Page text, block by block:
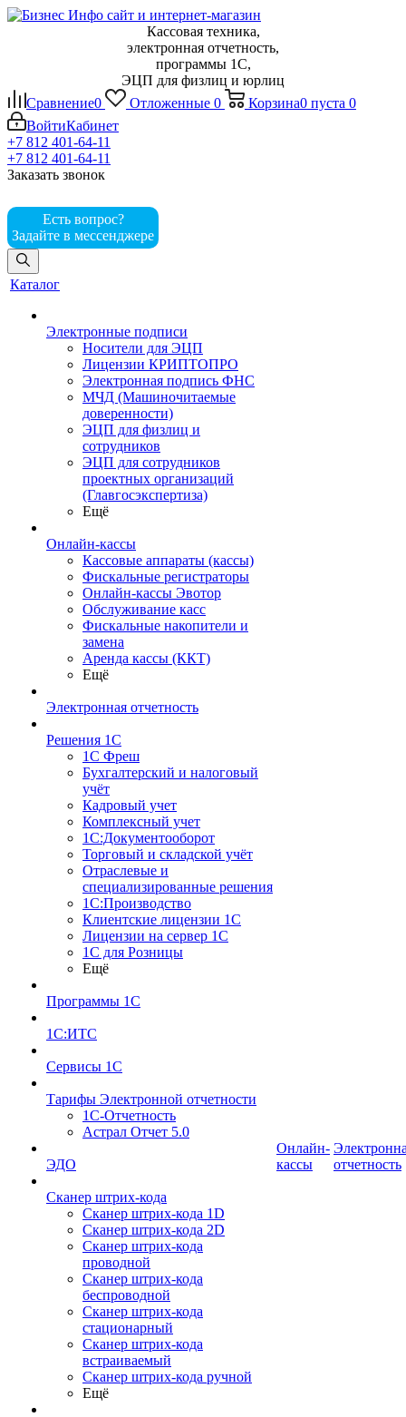
Кассовая техника,
электронная отчетность,
программы 1С,
ЭЦП для физлиц и юрлиц
Сравнение0 Отложенные 0 Корзина0 пуста 0
ВойтиКабинет
+7 812 401-64-11
+7 812 401-64-11
Заказать звонок
Есть вопрос?
Задайте в мессенджере
Каталог
Электронные подписи
Носители для ЭЦП
Лицензии КРИПТОПРО
Электронная подпись ФНС
МЧД (Машиночитаемые
доверенности)
ЭЦП для физлиц и
сотрудников
ЭЦП для сотрудников
проектных организаций
(Главгосэкспертиза)
Ещё
Онлайн-кассы
Кассовые аппараты (кассы)
Фискальные регистраторы
Онлайн-кассы Эвотор
Обслуживание касс
Фискальные накопители и
замена
Аренда кассы (ККТ)
Ещё
Электронная отчетность
Решения 1С
1С Фреш
Бухгалтерский и налоговый
учёт
Кадровый учет
Комплексный учет
1С:Документооборот
Торговый и складской учёт
Отраслевые и
специализированные решения
1С:Производство
Клиентские лицензии 1С
Лицензии на сервер 1С
1С для Розницы
Ещё
Программы 1С
1С:ИТС
Сервисы 1С
Тарифы Электронной отчетности
1С-Отчетность
Астрал Отчет 5.0
ЭДО
Сканер штрих-кода
Сканер штрих-кода 1D
Сканер штрих-кода 2D
Сканер штрих-кода
проводной
Сканер штрих-кода
беспроводной
Сканер штрих-кода
стационарный
Сканер штрих-кода
встраиваемый
Сканер штрих-кода ручной
Ещё
Онлайн-
кассы
отчетность